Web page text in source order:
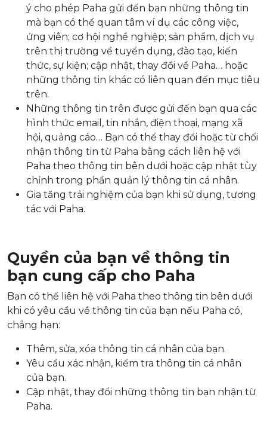
ý cho phép Paha gửi đến bạn những thông tin
mà bạn có thể quan tâm ví dụ các công việc,
ứng viên; cơ hội nghề nghiệp; sản phẩm, dịch vụ
trên thị trường về tuyển dụng, đào tạo, kiến
thức, sự kiện; cập nhật, thay đổi về Paha… hoặc
những thông tin khác có liên quan đến mục tiêu
trên.
Những thông tin trên được gửi đến bạn qua các
hình thức email, tin nhắn, điện thoại, mạng xã
hội, quảng cáo… Bạn có thể thay đổi hoặc từ chối
nhận thông tin từ Paha bằng cách liên hệ với
Paha theo thông tin bên dưới hoặc cập nhật tùy
chỉnh trong phần quản lý thông tin cá nhân.
Gia tăng trải nghiệm của bạn khi sử dụng, tương
tác với Paha.
Quyền của bạn về thông tin
bạn cung cấp cho Paha
Bạn có thể liên hệ với Paha theo thông tin bên dưới
khi có yêu cầu về thông tin của bạn nếu Paha có,
chẳng hạn:
Thêm, sửa, xóa thông tin cá nhân của bạn.
Yêu cầu xác nhận, kiểm tra thông tin cá nhân
của bạn.
Cập nhật, thay đổi những thông tin bạn nhận từ
Paha.